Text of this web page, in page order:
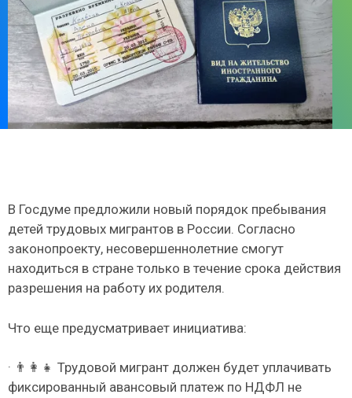
В Госдуме предложили новый порядок пребывания
детей трудовых мигрантов в России. Согласно
законопроекту, несовершеннолетние смогут
находиться в стране только в течение срока действия
разрешения на работу их родителя.
Что еще предусматривает инициатива:
· 👨‍👩‍👧 Трудовой мигрант должен будет уплачивать
фиксированный авансовый платеж по НДФЛ не